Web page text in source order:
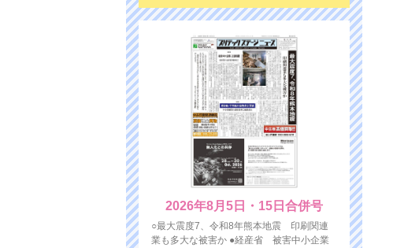
2026年8月5日・15日合併号
○最大震度7、令和8年熊本地震 印刷関連
業も多大な被害か ●経産省 被害中小企業